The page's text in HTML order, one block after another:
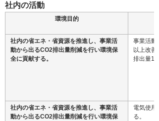
社内の活動
環境目的
社内の省エネ・省資源を推進し、事業活
動から出るCO2排出量削減を行い環境保
全に貢献する。
事業活動
以上改善
排出量
社内の省エネ・省資源を推進し、事業活
動から出るCO2排出量削減を行い環境保
電気使用
る。